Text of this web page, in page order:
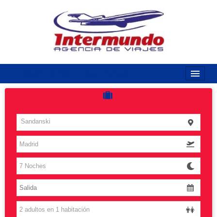
Costas
Vuelos
Islas
Caribe
Grandes Viajes
Sandanski